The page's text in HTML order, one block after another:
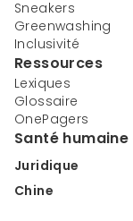
Sneakers
Greenwashing
Inclusivité
Ressources
Lexiques
Glossaire
OnePagers
Santé
Juridique
Chine